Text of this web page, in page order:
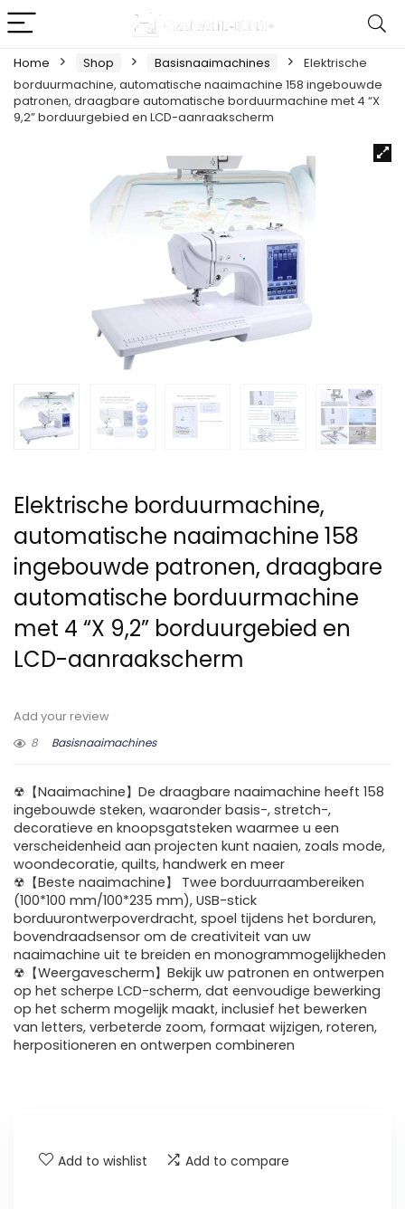
Home Shop Basisnaaimachines
Elektrische
borduurmachine, automatische naaimachine 158 ingebouwde
patronen, draagbare automatische borduurmachine met 4 “X
9,2” borduurgebied en LCD-aanraakscherm
Elektrische borduurmachine,
automatische naaimachine 158
ingebouwde patronen, draagbare
automatische borduurmachine
met 4 “X 9,2” borduurgebied en
LCD-aanraakscherm
Add your review
8
Basisnaaimachines
☢【Naaimachine】De draagbare naaimachine heeft 158
ingebouwde steken, waaronder basis-, stretch-,
decoratieve en knoopsgatsteken waarmee u een
verscheidenheid aan projecten kunt naaien, zoals mode,
woondecoratie, quilts, handwerk en meer
☢【Beste naaimachine】 Twee borduurraambereiken
(100*100 mm/100*235 mm), USB-stick
borduurontwerpoverdracht, spoel tijdens het borduren,
bovendraadsensor om de creativiteit van uw
naaimachine uit te breiden en monogrammogelijkheden
☢【Weergavescherm】Bekijk uw patronen en ontwerpen
op het scherpe LCD-scherm, dat eenvoudige bewerking
op het scherm mogelijk maakt, inclusief het bewerken
van letters, verbeterde zoom, formaat wijzigen, roteren,
herpositioneren en ontwerpen combineren
Add to wishlist Add to compare